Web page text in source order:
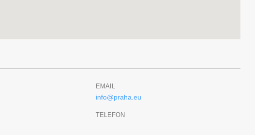
EMAIL
info@praha.eu
TELEFON